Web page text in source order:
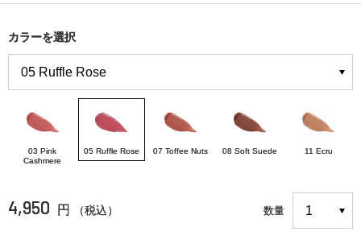
カラーを選択
03 Pink
Cashmere
05 Ruffle Rose 07 Toffee Nuts 08 Soft Suede 11 Ecru
4,950 円 （税込） 数量